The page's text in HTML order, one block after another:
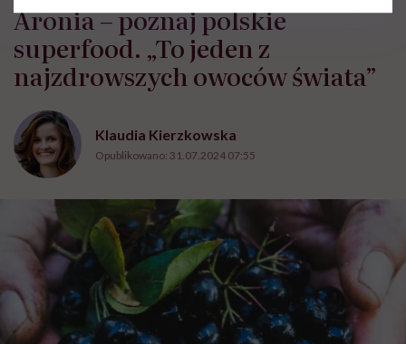
Aronia – poznaj polskie
superfood. „To jeden z
najzdrowszych owoców świata”
Klaudia Kierzkowska
Opublikowano: 31.07.2024 07:55